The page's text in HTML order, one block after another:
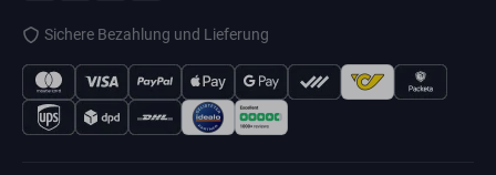
Sichere Bezahlung und Lieferung